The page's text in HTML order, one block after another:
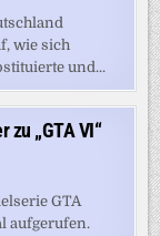
wie sich
und...
zu „GTA VI“
GTA
aufgerufen.